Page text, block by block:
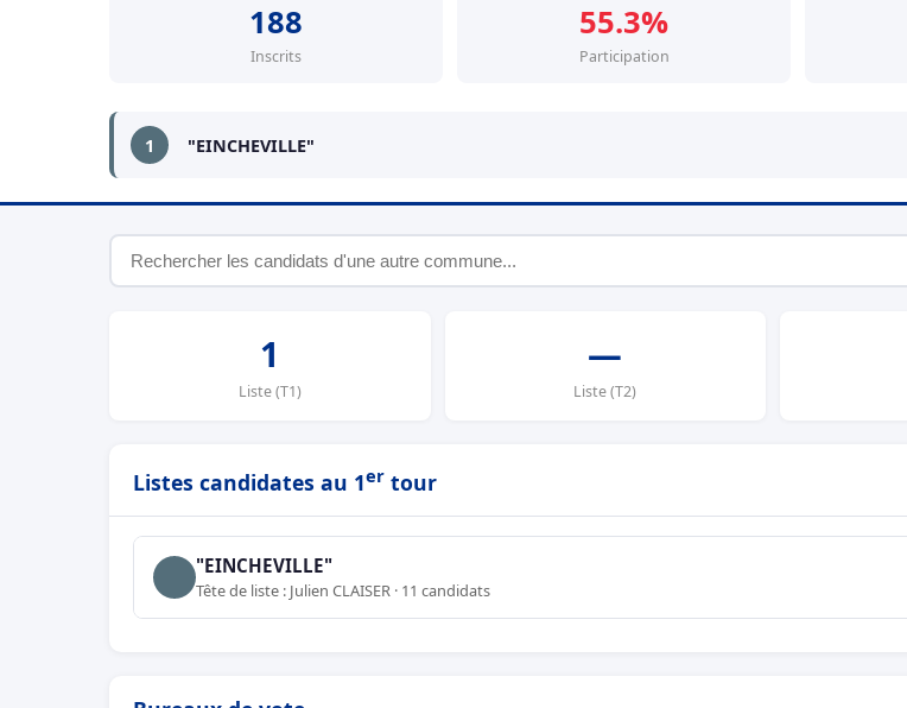
188
Inscrits
55.3%
Participation
1 "EINCHEVILLE"
1
Liste (T1)
—
Liste (T2)
Listes candidates au 1er tour
"EINCHEVILLE"
Tête de liste : Julien CLAISER · 11 candidats